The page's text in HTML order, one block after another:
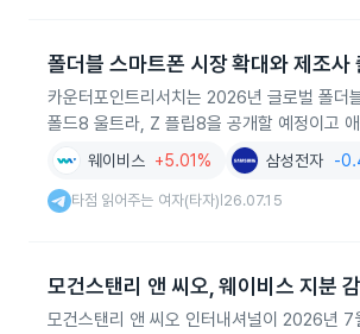
폴더블 스마트폰 시장 확대와 제조사
카운터포인트리서치는 2026년 글로벌 폴
폴드8 울트라, Z 플립8을 공개할 예정이고
웨이비스 +5.01% 삼성전자 -
타점 읽어주는 여자(타자) 26.07.15
모건스탠리 앤 씨오, 웨이비스 지분
모건스탠리 앤 씨오 인터내셔널이 2026년